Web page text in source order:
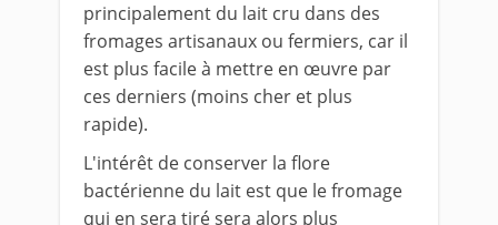
principalement du lait cru dans des
fromages artisanaux ou fermiers, car il
est plus facile à mettre en œuvre par
ces derniers (moins cher et plus
rapide).
L'intérêt de conserver la flore
bactérienne du lait est que le fromage
qui en sera tiré sera alors plus